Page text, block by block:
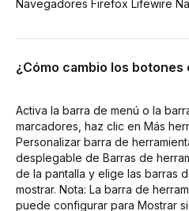
Navegadores Firefox Lifewire
¿Cómo cambio los botones
Activa la barra de menú o la
marcadores, haz clic en Más
Personalizar barra de
desplegable de Barras de
de la pantalla y elige las barras
mostrar. Nota: La barra de
puede configurar para Mostrar